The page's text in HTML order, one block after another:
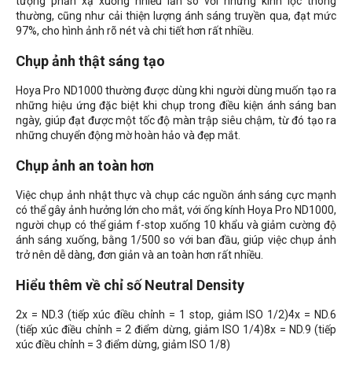
thường, cũng như cải thiện lượng ánh sáng truyền qua, đạt mức
97%, cho hình ảnh rõ nét và chi tiết hơn rất nhiều.
Chụp ảnh thật sáng tạo
Hoya Pro ND1000 thường được dùng khi người dùng muốn tạo ra
những hiệu ứng đặc biệt khi chụp trong điều kiện ánh sáng ban
ngày, giúp đạt được một tốc độ màn trập siêu chậm, từ đó tạo ra
những chuyển động mờ hoàn hảo và đẹp mắt.
Chụp ảnh an toàn hơn
Việc chụp ảnh nhật thực và chụp các nguồn ánh sáng cực mạnh
có thể gây ảnh hưởng lớn cho mắt, với ống kính Hoya Pro ND1000,
người chụp có thể giảm f-stop xuống 10 khẩu và giảm cường độ
ánh sáng xuống, bằng 1/500 so với ban đầu, giúp việc chụp ảnh
trở nên dễ dàng, đơn giản và an toàn hơn rất nhiều.
Hiểu thêm về chỉ số Neutral Density
2x = ND.3 (tiếp xúc điều chỉnh = 1 stop, giảm ISO 1/2)4x = ND.6
(tiếp xúc điều chỉnh = 2 điểm dừng, giảm ISO 1/4)8x = ND.9 (tiếp
xúc điều chỉnh = 3 điểm dừng, giảm ISO 1/8)